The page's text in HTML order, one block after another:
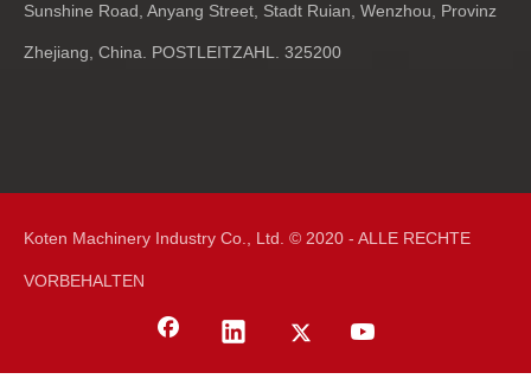
Sunshine Road, Anyang Street, Stadt Ruian, Wenzhou, Provinz
Zhejiang, China. POSTLEITZAHL. 325200
Koten Machinery Industry Co., Ltd. © 2020 - ALLE RECHTE
VORBEHALTEN